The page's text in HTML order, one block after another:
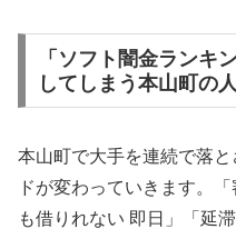
「ソフト闇金ランキ
してしまう本山町の
本山町で大手を連続で落
ドが変わっていきます。
も借りれない 即日」「延